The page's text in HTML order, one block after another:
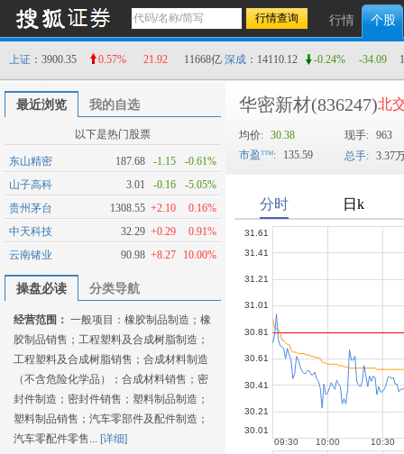
行情 个股
上证 ：3900.35 0.57% 21.92 11668亿 深成 ：14110.12 -0.24% -34.09
最近浏览 我的自选
以下是热门股票
东山精密 187.68 -1.15
-0.61%
山子高科
3.01 -0.16
-5.05%
贵州茅台
1308.55 +2.10
0.16%
中天科技
32.29 +0.29
0.91%
云南锗业
90.98 +8.27 10.00%
操盘必读 分类导航
经营范围： 一般项目：橡胶制品制造；橡
胶制品销售；工程塑料及合成树脂制造；
工程塑料及合成树脂销售；合成材料制造
（不含危险化学品）；合成材料销售；密
封件制造；密封件销售；塑料制品制造；
塑料制品销售；汽车零部件及配件制造；
汽车零配件零售... [详细]
华密新材(836247)北
均价: 30.38 现手: 963
市盈
: 135.59 总手: 3.37